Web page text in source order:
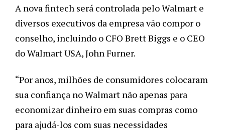
A nova fintech será controlada pelo Walmart e
diversos executivos da empresa vão compor o
conselho, incluindo o CFO Brett Biggs e o CEO
do Walmart USA, John Furner.
“Por anos, milhões de consumidores colocaram
sua confiança no Walmart não apenas para
economizar dinheiro em suas compras como
para ajudá-los com suas necessidades